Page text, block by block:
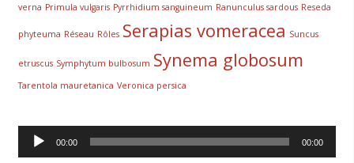
verna Primula vulgaris Pyrrhidium sanguineum Ranunculus sardous Reseda
phyteuma Réseau Rôles Serapias vomeracea Suncus
etruscus Symphytum bulbosum Synema globosum
Tarentola mauretanica Veronica persica
Lecteur
audio
00:00 00:00